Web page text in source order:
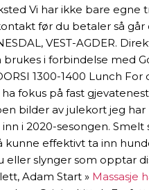
Vi har ikke bare
før du betaler så
VEST-AGDER.
i forbindelse med
1300-1400 Lunch
fokus på fast
bilder av julekort jeg
i 2020-sesongen.
effektivt ta inn
slynger som opptar
Adam Start » Massasje